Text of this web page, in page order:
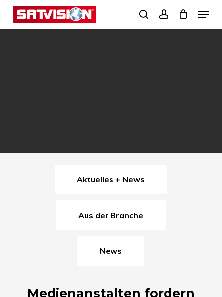
Skip
search
Menu
Aktuelles + News
Aus der Branche
News
Medienanstalten fordern